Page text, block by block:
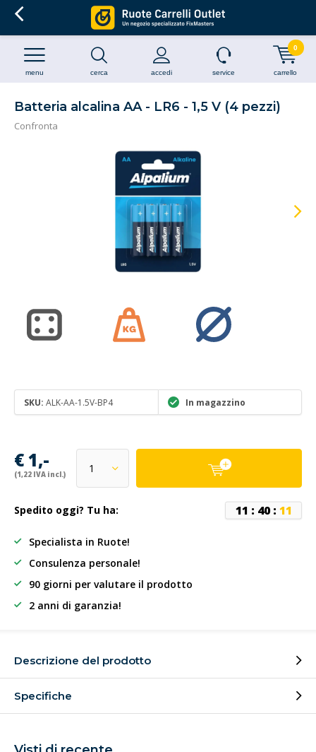
cerca accedi
menu service carrello
0
Batteria alcalina AA - LR6 - 1,5 V (4 pezzi)
Confronta
SKU: ALK-AA-1.5V-BP4 In magazzino
€ 1,-
(1,22 IVA incl.)
Spedito oggi? Tu ha: 11 : 40: 11
Specialista in Ruote!
Consulenza personale!
90 giorni per valutare il prodotto
2 anni di garanzia!
Descrizione del prodotto
Specifiche